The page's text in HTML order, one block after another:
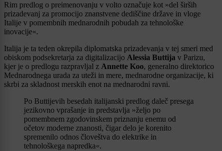
Rim predlog o preimenovanju v volto označuje kot »del širših
prizadevanj za promocijo znanstvene dediščine države in vloge
Italije v pomembnih mednarodnih pobudah za tehnološke
inovacije«.
Italija je ta teden okrepila diplomatska prizadevanja v tej smeri med
obiskom podsekretarja za digitalizacijo Alessia Buttija v Parizu,
kjer je o predlogu razpravljal z Annette Koo, generalno direktorico
Mednarodnega urada za uteži in mere, mednarodne organizacije, ki
skrbi za skladnost merskih enot na mednarodni ravni.
Po Buttijevih besedah italijanski predlog daleč presega
jezikovno vprašanje in predstavlja »željo po
pomembnem zgodovinskem priznanju enemu od
očetov moderne znanosti, čigar delo je korenito
spremenilo odnos človeštva do elektrike in
tehnološkega napredka«.